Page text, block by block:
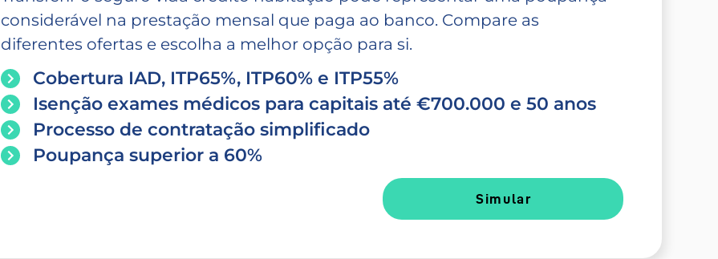
considerável na prestação mensal que paga ao banco. Compare as
diferentes ofertas e escolha a melhor opção para si.
Cobertura IAD, ITP65%, ITP60% e ITP55%
Isenção exames médicos para capitais até €700.000 e 50 anos
Processo de contratação simplificado
Poupança superior a 60%
Simular